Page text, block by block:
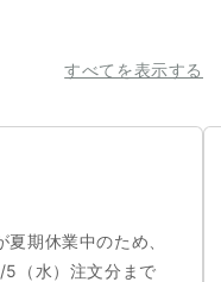
すべてを表示する
期休業中のため、
（水）注文分まで